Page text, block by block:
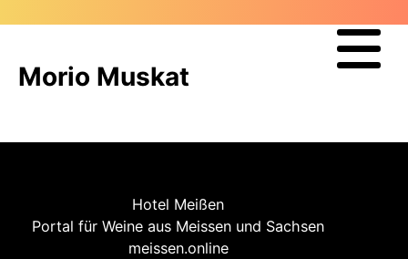
Morio Muskat
Hotel Meißen
Portal für Weine aus Meissen und Sachsen
meissen.online